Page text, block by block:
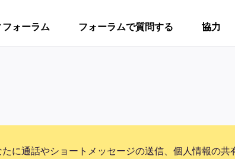
フォーラム フォーラムで質問する 協力
に通話やショートメッセージの送信、個人情報の共